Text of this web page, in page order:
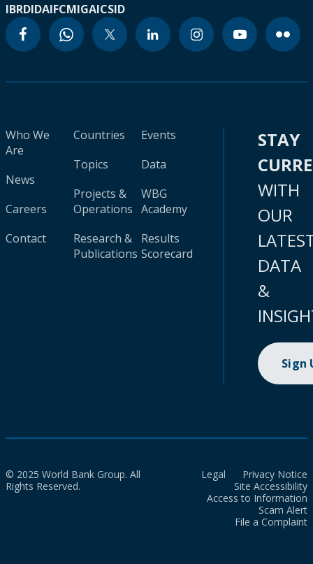
IBRDIDAIFCMIGAICSID
Who We
Are
News
Careers
Contact
Countries
Topics
Projects &
Operations
Research &
Publications
Events
Data
WBG
Academy
Results
Scorecard
STAY
WITH
OUR
DATA
&
Sign
© 2025 World Bank Group. All
Rights Reserved.
Legal
Privacy Notice
Site Accessibility
Access to Information
Scam Alert
File a Complaint